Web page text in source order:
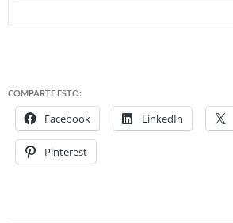
COMPARTE ESTO:
Facebook LinkedIn
Pinterest